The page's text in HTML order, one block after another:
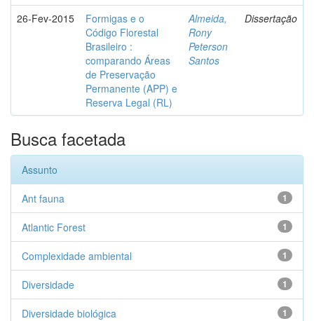
26-Fev-2015
Formigas e o
Código Florestal
Brasileiro :
comparando Áreas
de Preservação
Permanente (APP) e
Reserva Legal (RL)
Almeida,
Rony
Peterson
Santos
Dissertação
Busca facetada
Assunto
1
Ant fauna
1
Atlantic Forest
1
Complexidade ambiental
1
Diversidade
1
Diversidade biológica